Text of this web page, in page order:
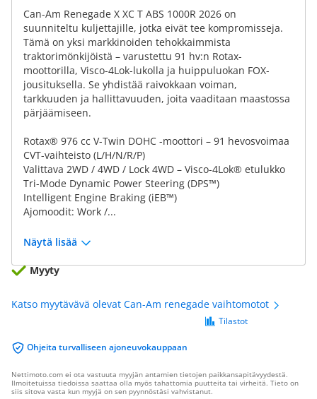
Can-Am Renegade X XC T ABS 1000R 2026 on
suunniteltu kuljettajille, jotka eivät tee kompromisseja.
Tämä on yksi markkinoiden tehokkaimmista
traktorimönkijöistä – varustettu 91 hv:n Rotax-
moottorilla, Visco-4Lok-lukolla ja huippuluokan FOX-
jousituksella. Se yhdistää raivokkaan voiman,
tarkkuuden ja hallittavuuden, joita vaaditaan maastossa
pärjäämiseen.
Rotax® 976 cc V-Twin DOHC -moottori – 91 hevosvoimaa
CVT-vaihteisto (L/H/N/R/P)
Valittava 2WD / 4WD / Lock 4WD – Visco-4Lok® etulukko
Tri-Mode Dynamic Power Steering (DPS™)
Intelligent Engine Braking (iEB™)
Ajomoodit: Work /...
Näytä lisää
Myyty
Katso myytävävä olevat Can-Am renegade vaihtomotot
Ohjeita turvalliseen ajoneuvokauppaan
Tilastot
Nettimoto.com ei ota vastuuta myyjän antamien tietojen paikkansapitävyydestä.
Ilmoitetuissa tiedoissa saattaa olla myös tahattomia puutteita tai virheitä. Tieto on
siis sitova vasta kun myyjä on sen pyynnöstäsi vahvistanut.